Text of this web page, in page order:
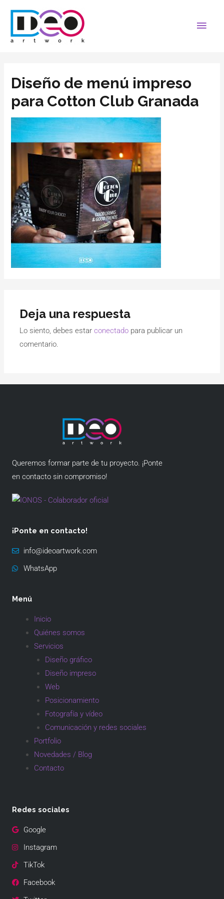
Diseño de menú impreso
para Cotton Club Granada
Deja una respuesta
Lo siento, debes estarconectado para publicar un
comentario.
Queremos formar parte de tu proyecto. ¡Ponte
en contacto sin compromiso!
¡Ponte en contacto!
info@ideoartwork.com
WhatsApp
Menú
Inicio
Quiénes somos
Servicios
Diseño gráfico
Diseño impreso
Web
Posicionamiento
Fotografía y vídeo
Comunicación y redes sociales
Portfolio
Novedades / Blog
Contacto
Redes sociales
Google
Instagram
TikTok
Facebook